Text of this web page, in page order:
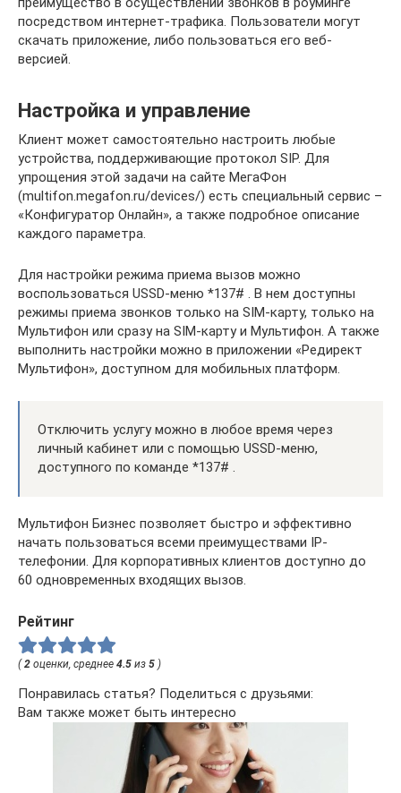
посредством интернет-трафика. Пользователи могут
скачать приложение, либо пользоваться его веб-
версией.
Настройка и управление
Клиент может самостоятельно настроить любые
устройства, поддерживающие протокол SIP. Для
упрощения этой задачи на сайте МегаФон
(multifon.megafon.ru/devices/) есть специальный сервис –
«Конфигуратор Онлайн», а также подробное описание
каждого параметра.
Для настройки режима приема вызов можно
воспользоваться USSD-меню *137# . В нем доступны
режимы приема звонков только на SIM-карту, только на
Мультифон или сразу на SIM-карту и Мультифон. А также
выполнить настройки можно в приложении «Редирект
Мультифон», доступном для мобильных платформ.
Отключить услугу можно в любое время через
личный кабинет или с помощью USSD-меню,
доступного по команде *137# .
Мультифон Бизнес позволяет быстро и эффективно
начать пользоваться всеми преимуществами IP-
телефонии. Для корпоративных клиентов доступно до
60 одновременных входящих вызов.
Рейтинг
( 2 оценки, среднее 4.5 из 5 )
Понравилась статья? Поделиться с друзьями:
Вам также может быть интересно